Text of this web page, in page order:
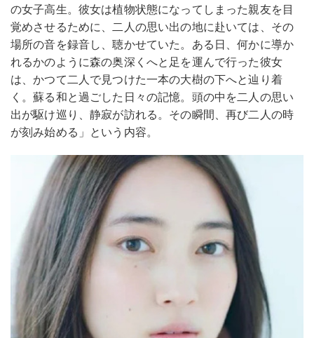
の女子高生。彼女は植物状態になってしまった親友を目
覚めさせるために、二人の思い出の地に赴いては、その
場所の音を録音し、聴かせていた。ある日、何かに導か
れるかのように森の奥深くへと足を運んで行った彼女
は、かつて二人で見つけた一本の大樹の下へと辿り着
く。蘇る和と過ごした日々の記憶。頭の中を二人の思い
出が駆け巡り、静寂が訪れる。その瞬間、再び二人の時
が刻み始める」という内容。